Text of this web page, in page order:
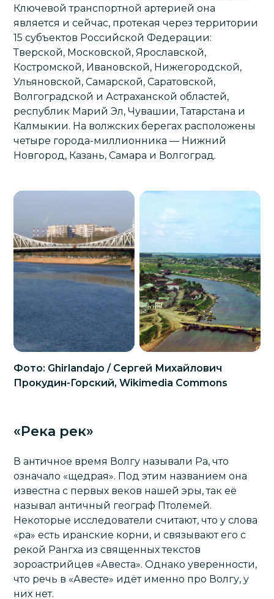
Ключевой транспортной артерией она
является и сейчас, протекая через территории
15 субъектов Российской Федерации:
Тверской, Московской, Ярославской,
Костромской, Ивановской, Нижегородской,
Ульяновской, Самарской, Саратовской,
Волгоградской и Астраханской областей,
республик Марий Эл, Чувашии, Татарстана и
Калмыкии. На волжских берегах расположены
четыре города-миллионника — Нижний
Новгород , Казань, Самара и Волгоград.
Фото: Ghirlandajo / Сергей Михайлович
Прокудин-Горский, Wikimedia Commons
«Река рек»
В античное время Волгу называли Ра, что
означало «щедрая». Под этим названием она
известна с первых веков нашей эры, так её
называл античный географ Птолемей.
Некоторые исследователи считают, что у слова
«ра» есть иранские корни, и связывают его с
рекой Рангха из священных текстов
зороастрийцев «Авеста». Однако уверенности,
что речь в «Авесте» идёт именно про Волгу, у
них нет.